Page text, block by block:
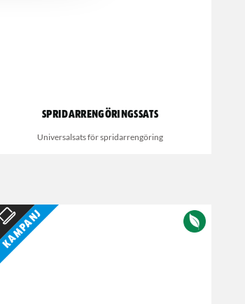
Spridarrengöringssats
Universalsats för spridarrengöring
Kampanj